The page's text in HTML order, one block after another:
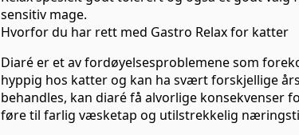
sensitiv mage.
Hvorfor du har rett med Gastro Relax for katter
Diaré er et av fordøyelsesproblemene som
hyppig hos katter og kan ha svært forskjellige
behandles, kan diaré få alvorlige konsekvenser
føre til farlig væsketap og utilstrekkelig